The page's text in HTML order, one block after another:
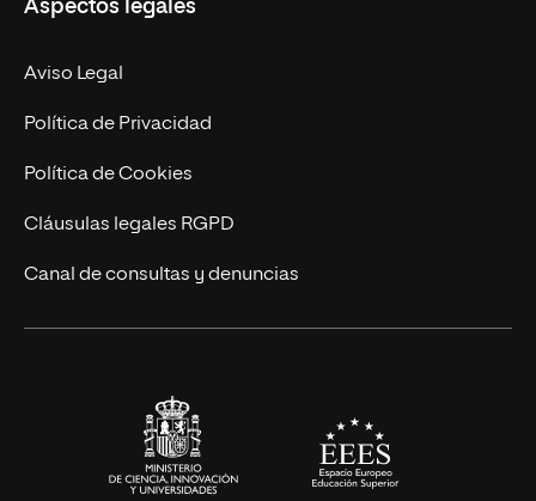
Empresa
MBA
Marketing y Comunicación
Ingeniería
Diseño
Ciencias de la Salud
Nuestro Equipo
Contacto
Aspectos legales
Aviso Legal
Política de Privacidad
Política de Cookies
Cláusulas legales RGPD
Canal de consultas y denuncias